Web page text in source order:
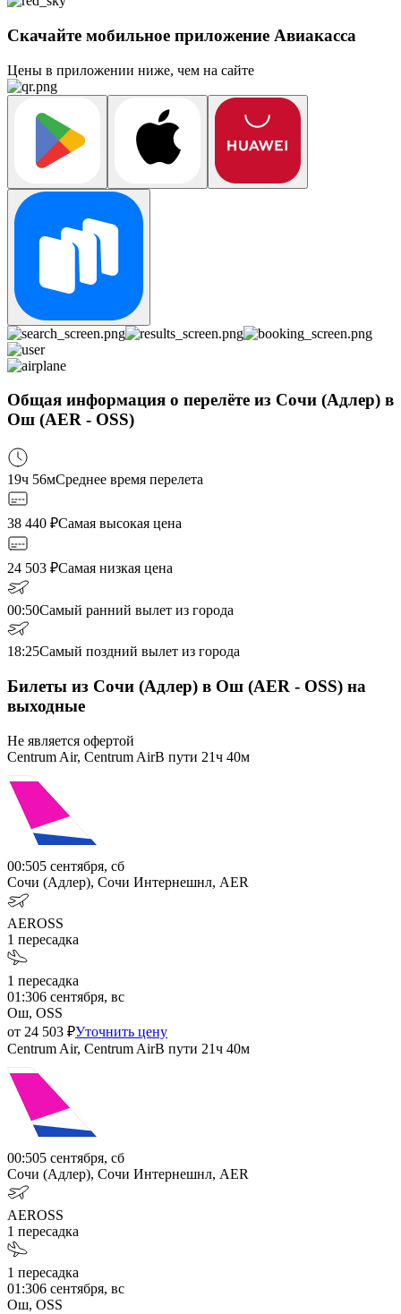
Скачайте мобильное приложение Авиакасса
Цены в приложении ниже, чем на сайте
Общая информация о перелёте из Сочи (Адлер) в
Ош (AER - OSS)
19ч 56мСреднее время перелета
38 440 ₽Самая высокая цена
24 503 ₽Самая низкая цена
00:50Самый ранний вылет из города
18:25Самый поздний вылет из города
Билеты из Сочи (Адлер) в Ош (AER - OSS) на
выходные
Не является офертой
Centrum Air, Centrum AirВ пути 21ч 40м
00:505 сентября, сб
Сочи (Адлер), Сочи Интернешнл, AER
AEROSS
1 пересадка
1 пересадка
01:306 сентября, вс
Ош, OSS
от 24 503 ₽Уточнить цену
Centrum Air, Centrum AirВ пути 21ч 40м
00:505 сентября, сб
Сочи (Адлер), Сочи Интернешнл, AER
AEROSS
1 пересадка
1 пересадка
01:306 сентября, вс
Ош, OSS